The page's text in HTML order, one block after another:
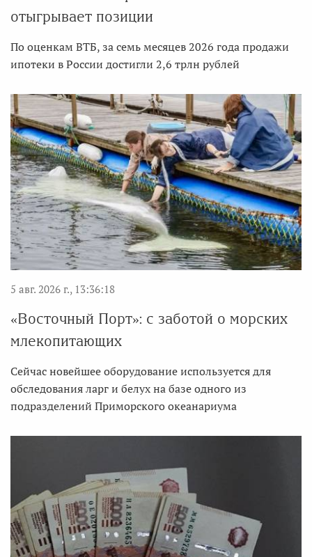
отыгрывает позиции
По оценкам ВТБ, за семь месяцев 2026 года продажи
ипотеки в России достигли 2,6 трлн рублей
5 авг. 2026 г., 13:36:18
«Восточный Порт»: с заботой о морских
млекопитающих
Сейчас новейшее оборудование используется для
обследования ларг и белух на базе одного из
подразделений Приморского океанариума